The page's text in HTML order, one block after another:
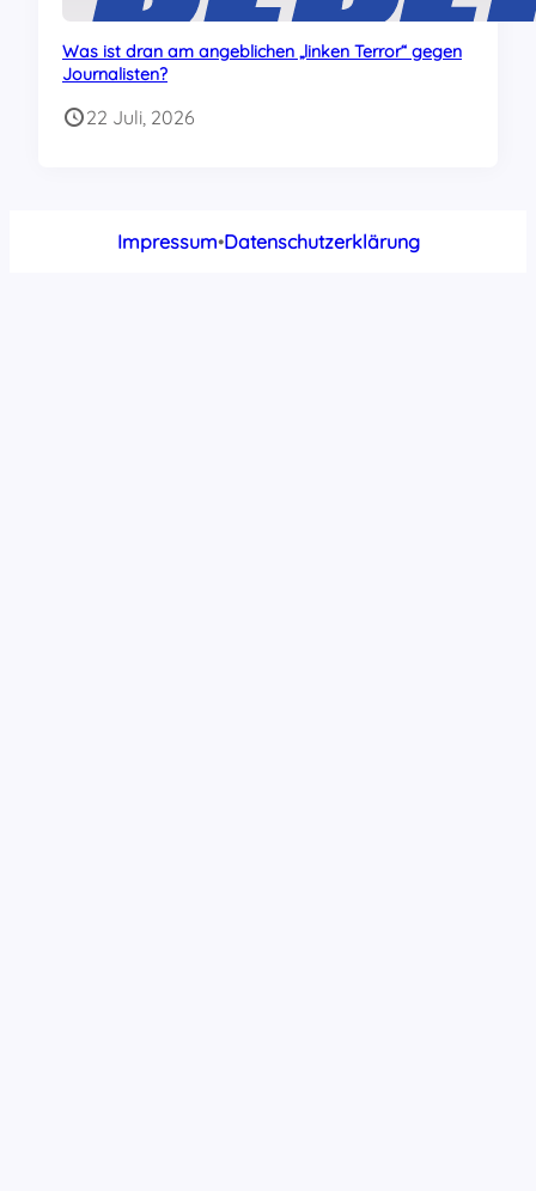
Was ist dran am angeblichen „linken Terror“ gegen
Journalisten?
22 Juli, 2026
Impressum•Datenschutzerklärung